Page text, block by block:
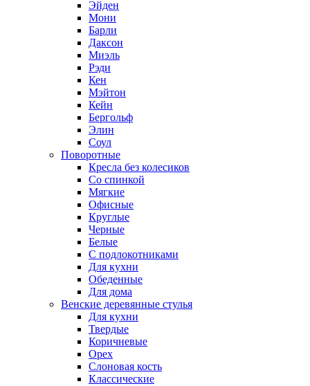
Эйден
Мони
Барли
Даксон
Миэль
Рэди
Кен
Мэйтон
Кейн
Бергольф
Элин
Соул
Поворотные
Кресла без колесиков
Со спинкой
Мягкие
Офисные
Круглые
Черные
Белые
С подлокотниками
Для кухни
Обеденные
Для дома
Венские деревянные стулья
Для кухни
Твердые
Коричневые
Орех
Слоновая кость
Классические